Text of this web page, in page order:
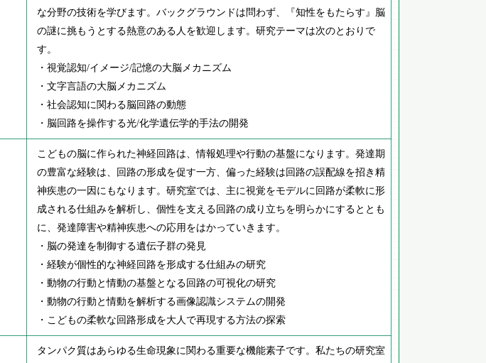
な分野の技術を学びます。バックグラウンドは問わず、『知性をもたらす』脳
の謎に挑もうとする熱意のある人を歓迎します。研究テーマは次のとおりで
す。
・視覚認知/イメージ/記憶の大脳メカニズム
・文字言語の大脳メカニズム
・社会認知に関わる脳回路の動態
・脳回路を操作する光/化学遺伝学的手法の開発
こどもの脳に作られた神経回路は、情報処理や行動の基盤になります。発達期
の豊富な経験は、回路の形成を促す一方、偏った経験は回路の誤配線を招き精
神疾患の一因にもなります。研究室では、主に視覚をモデルに回路が柔軟に形
成される仕組みを解析し、個性を支える回路の成り立ちを明らかにするととも
に、発達障害や精神疾患への応用をはかっていきます。
・脳の発達を制御する遺伝子群の発見
・経験が個性的な神経回路を形成する仕組みの研究
・動物の行動と情動の基盤となる回路の可視化の研究
・動物の行動と情動を解析する画像認識システムの開発
・こどもの柔軟な回路形成を大人で再現する方法の探索
タンパク質はあらゆる生命現象に関わる重要な機能素子です。私たちの研究室